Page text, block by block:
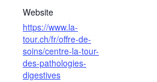
Website
https://www.la-
tour.ch/fr/offre-de-
soins/centre-la-tour-
des-pathologies-
digestives